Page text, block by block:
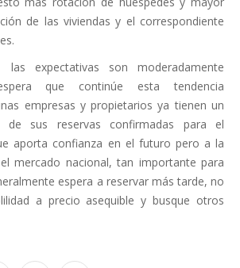
de las viviendas y el correspondiente
expectativas son moderadamente
que continúe esta tendencia
empresas y propietarios ya tienen un
de sus reservas confirmadas para el
aporta confianza en el futuro pero a la
mercado nacional, tan importante para
espera a reservar más tarde, no
a precio asequible y busque otros